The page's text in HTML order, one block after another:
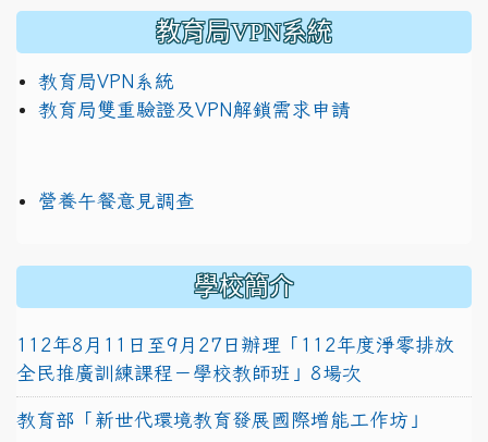
教育局VPN系統
教育局VPN系統
教育局雙重驗證及VPN解鎖需求申請
營養午餐意見調查
學校簡介
112年8月11日至9月27日辦理「112年度淨零排放
全民推廣訓練課程－學校教師班」8場次
教育部「新世代環境教育發展國際增能工作坊」